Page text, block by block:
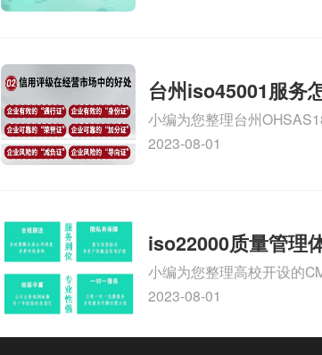
台州iso45001服务
么收费
小编为您整理台州
认证，哪个咨询公司服务
2023-08-01
iso22000质量管理
方向
小编为您整理高校开设的
就业方向有哪些、国际质
文！
2023-08-01